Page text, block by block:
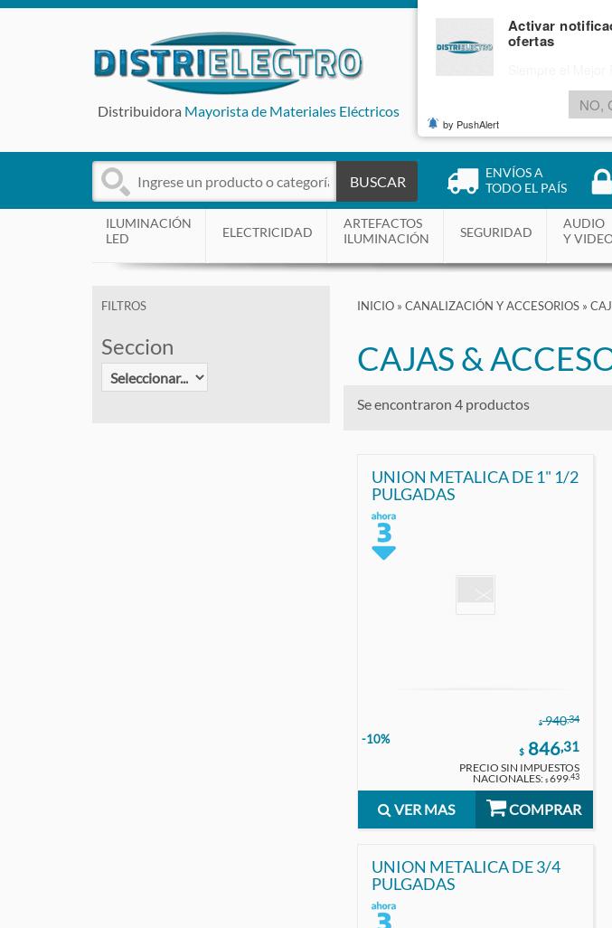
Distribuidora Mayorista de Materiales Eléctricos
BUSCAR
ENVÍOS A
TODO EL PAÍS
ILUMINACIÓN
LED
ELECTRICIDAD
ARTEFACTOS
ILUMINACIÓN
SEGURIDAD
AUDIO
Y
FILTROS
Seccion
INICIO» CANALIZACIÓN Y ACCESORIOS»
CAJAS &
Se encontraron 4 productos
UNION METALICA DE 1" 1/2
PULGADAS
$ 940,34
-10%
$ 846,31
PRECIO SIN IMPUESTOS
NACIONALES: $ 699,43
VER MAS COMPRAR
UNION METALICA DE 3/4
PULGADAS
Activar
ofertas
NO,
by PushAlert